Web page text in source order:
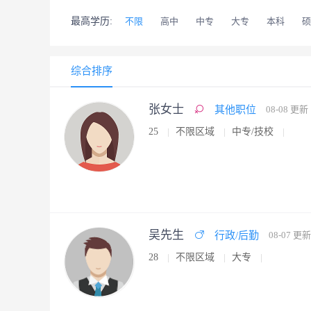
最高学历: 不限 高中 中专 大专 本科
综合排序
张女士 其他职位 08-08 更新
25 不限区域 中专/技校
吴先生 行政/后勤 08-07 更新
28 不限区域 大专